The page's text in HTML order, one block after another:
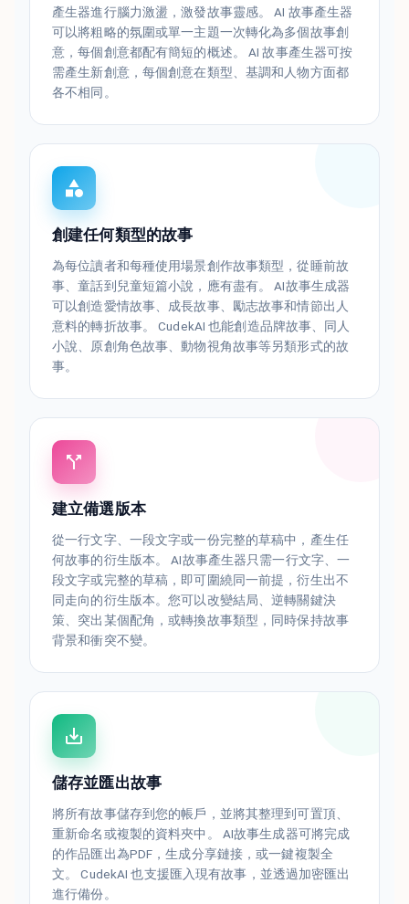
產生器進行腦力激盪，激發故事靈感。 AI 故事產生器
可以將粗略的氛圍或單一主題一次轉化為多個故事創
意，每個創意都配有簡短的概述。 AI 故事產生器可按
需產生新創意，每個創意在類型、基調和人物方面都
各不相同。
創建任何類型的故事
為每位讀者和每種使用場景創作故事類型，從睡前故
事、童話到兒童短篇小說，應有盡有。 AI故事生成器
可以創造愛情故事、成長故事、勵志故事和情節出人
意料的轉折故事。 CudekAI 也能創造品牌故事、同人
小說、原創角色故事、動物視角故事等另類形式的故
事。
建立備選版本
從一行文字、一段文字或一份完整的草稿中，產生任
何故事的衍生版本。 AI故事產生器只需一行文字、一
段文字或完整的草稿，即可圍繞同一前提，衍生出不
同走向的衍生版本。您可以改變結局、逆轉關鍵決
策、突出某個配角，或轉換故事類型，同時保持故事
背景和衝突不變。
儲存並匯出故事
將所有故事儲存到您的帳戶，並將其整理到可置頂、
重新命名或複製的資料夾中。 AI故事生成器可將完成
的作品匯出為PDF，生成分享鏈接，或一鍵複製全
文。 CudekAI 也支援匯入現有故事，並透過加密匯出
進行備份。